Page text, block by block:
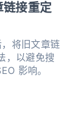
接重定
将旧文章链
，以避免搜
影响。